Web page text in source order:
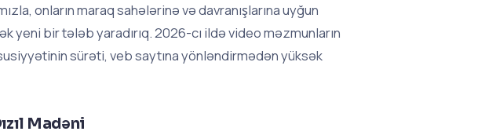
onların maraq sahələrinə və davranışlarına uyğun
yeni bir tələb yaradırıq. 2026-cı ildə video məzmunların
sürəti, veb saytına yönləndirmədən yüksək
Madəni